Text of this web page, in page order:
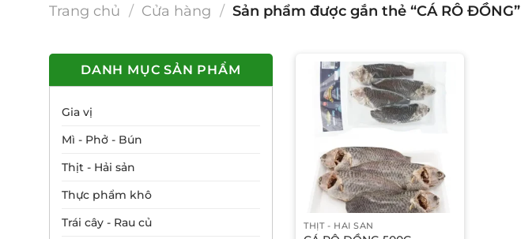
Trang chủ / Cửa hàng / Sản phẩm được gắn thẻ “CÁ RÔ ĐỒNG”
DANH MỤC SẢN PHẨM
Gia vị
Mì - Phở - Bún
Thịt - Hải sản
Thực phẩm khô
Trái cây - Rau củ
THỊT - HẢI SẢN